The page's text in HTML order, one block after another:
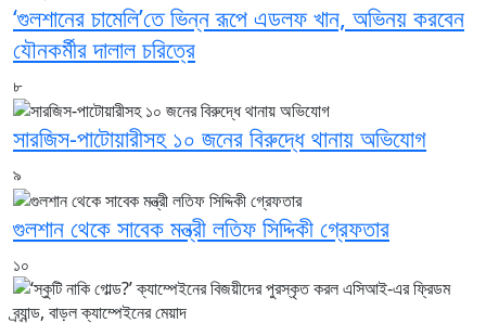
‘গুলশানের চামেলি’তে ভিন্ন রূপে এডলফ খান, অভিনয় করবেন
যৌনকর্মীর দালাল চরিত্রে
৮
সারজিস-পাটোয়ারীসহ ১০ জনের বিরুদ্ধে থানায় অভিযোগ
৯
গুলশান থেকে সাবেক মন্ত্রী লতিফ সিদ্দিকী গ্রেফতার
১০